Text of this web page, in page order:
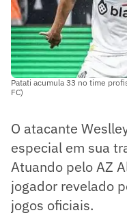
Patati acumula 33 no time
FC)
O atacante
especial em sua
Atuando pelo AZ
jogador revelado
jogos oficiais.